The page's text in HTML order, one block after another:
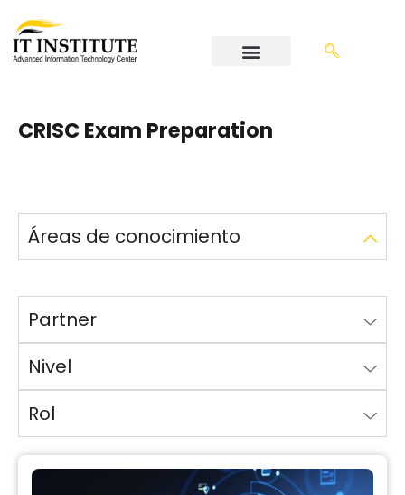
CRISC Exam Preparation
Áreas de conocimiento
Partner
Nivel
Rol